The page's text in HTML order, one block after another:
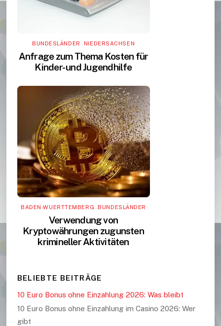
BUNDESLÄNDER NIEDERSACHSEN
Anfrage zum Thema Kosten für
Kinder- und Jugendhilfe
BADEN-WUERTTEMBERG ,BUNDESLÄNDER
Verwendung von
Kryptowährungen zugunsten
krimineller Aktivitäten
BELIEBTE BEITRÄGE
10 Euro Bonus ohne Einzahlung 2026: Was bleibt
10 Euro Bonus ohne Einzahlung im Casino 2026: Wer
gibt